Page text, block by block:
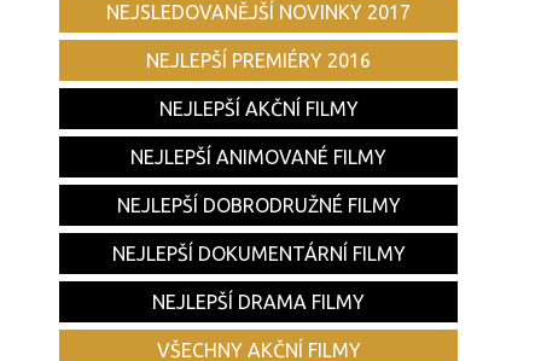
NEJSLEDOVANĚJŠÍ NOVINKY 2017
NEJLEPŠÍ PREMIÉRY 2016
NEJLEPŠÍ AKČNÍ FILMY
NEJLEPŠÍ ANIMOVANÉ FILMY
NEJLEPŠÍ DOBRODRUŽNÉ FILMY
NEJLEPŠÍ DOKUMENTÁRNÍ FILMY
NEJLEPŠÍ DRAMA FILMY
VŠECHNY AKČNÍ FILMY